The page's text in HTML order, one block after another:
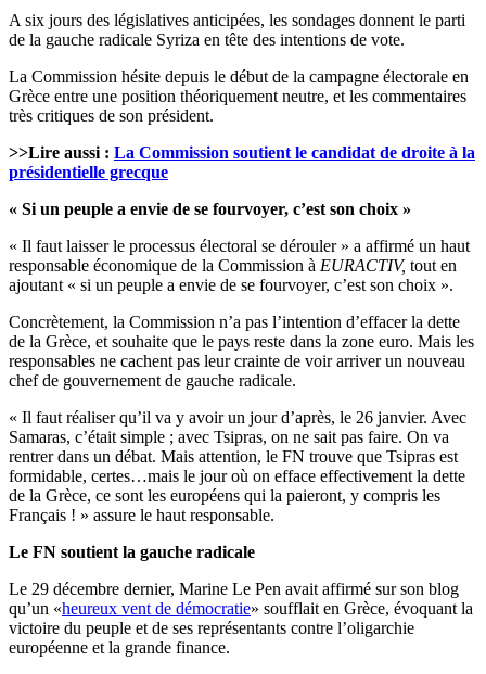
A six jours des législatives anticipées, les sondages donnent le parti
de la gauche radicale Syriza en tête des intentions de vote.
La Commission hésite depuis le début de la campagne électorale en
Grèce entre une position théoriquement neutre, et les commentaires
très critiques de son président.
>>Lire aussi : La Commission soutient le candidat de droite à la
présidentielle grecque
« Si un peuple a envie de se fourvoyer, c’est son choix »
« Il faut laisser le processus électoral se dérouler » a affirmé un haut
responsable économique de la Commission à EURACTIV, tout en
ajoutant « si un peuple a envie de se fourvoyer, c’est son choix ».
Concrètement, la Commission n’a pas l’intention d’effacer la dette
de la Grèce, et souhaite que le pays reste dans la zone euro. Mais les
responsables ne cachent pas leur crainte de voir arriver un nouveau
chef de gouvernement de gauche radicale.
« Il faut réaliser qu’il va y avoir un jour d’après, le 26 janvier. Avec
Samaras, c’était simple ; avec Tsipras, on ne sait pas faire. On va
rentrer dans un débat. Mais attention, le FN trouve que Tsipras est
formidable, certes…mais le jour où on efface effectivement la dette
de la Grèce, ce sont les européens qui la paieront, y compris les
Français ! » assure le haut responsable.
Le FN soutient la gauche radicale
Le 29 décembre dernier, Marine Le Pen avait affirmé sur son blog
qu’un «heureux vent de démocratie» soufflait en Grèce, évoquant la
victoire du peuple et de ses représentants contre l’oligarchie
européenne et la grande finance.